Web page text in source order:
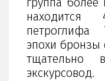
петроглифа
эпохи бронзы
тщательно
экскурсовод.